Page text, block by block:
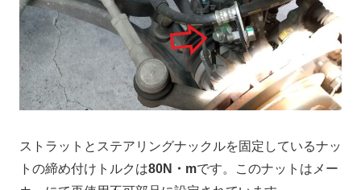
ストラットとステアリングナックルを固定しているナッ
トの締め付けトルクは80N・mです。このナットはメー